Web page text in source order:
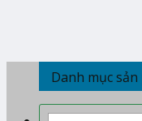
Danh mục sản